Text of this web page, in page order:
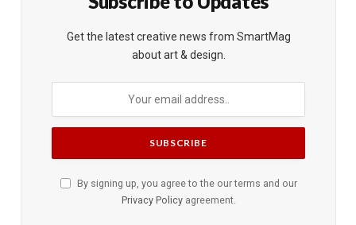
Get the latest creative news from SmartMag
about art & design.
By signing up, you agree to the our terms and our
Privacy Policyagreement.